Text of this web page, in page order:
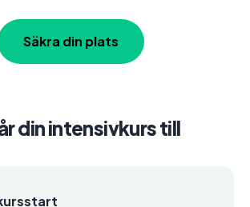
Säkra din plats
din intensivkurs till